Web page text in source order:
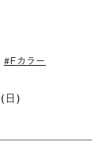
#Fカラー
日)